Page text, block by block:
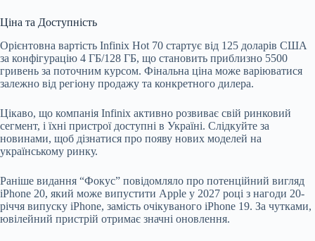
Ціна та Доступність
Орієнтовна вартість Infinix Hot 70 стартує від 125 доларів США
за конфігурацію 4 ГБ/128 ГБ, що становить приблизно 5500
гривень за поточним курсом. Фінальна ціна може варіюватися
залежно від регіону продажу та конкретного дилера.
Цікаво, що компанія Infinix активно розвиває свій ринковий
сегмент, і їхні пристрої доступні в Україні. Слідкуйте за
новинами, щоб дізнатися про появу нових моделей на
українському ринку.
Раніше видання “Фокус” повідомляло про потенційний вигляд
iPhone 20, який може випустити Apple у 2027 році з нагоди 20-
річчя випуску iPhone, замість очікуваного iPhone 19. За чутками,
ювілейний пристрій отримає значні оновлення.